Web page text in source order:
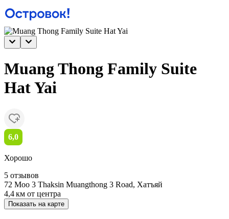
Muang Thong Family Suite
Hat Yai
6,0
Хорошо
5 отзывов
72 Moo 3 Thaksin Muangthong 3 Road, Хатъяй
4,4 км от центра
Показать на карте